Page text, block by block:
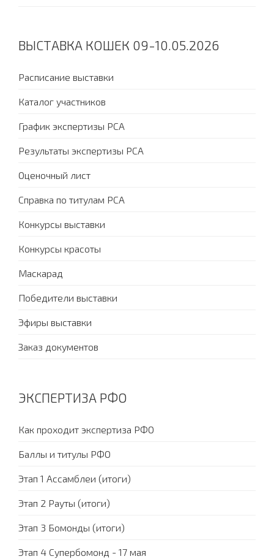
ВЫСТАВКА КОШЕК 09-10.05.2026
Расписание выставки
Каталог участников
График экспертизы PCA
Результаты экспертизы PCA
Оценочный лист
Справка по титулам PCA
Конкурсы выставки
Конкурсы красоты
Маскарад
Победители выставки
Эфиры выставки
Заказ документов
ЭКСПЕРТИЗА РФО
Как проходит экспертиза РФО
Баллы и титулы РФО
Этап 1 Ассамблеи (итоги)
Этап 2 Рауты (итоги)
Этап 3 Бомонды (итоги)
Этап 4 Супербомонд - 17 мая